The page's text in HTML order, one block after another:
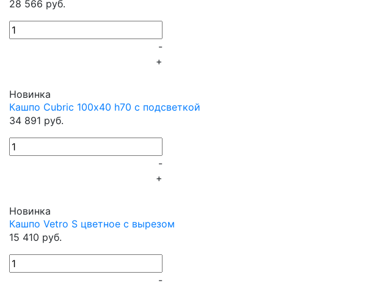
28 566 руб.
-
+
Новинка
Кашпо Cubric 100х40 h70 с подсветкой
34 891 руб.
-
+
Новинка
Кашпо Vetro S цветное с вырезом
15 410 руб.
-